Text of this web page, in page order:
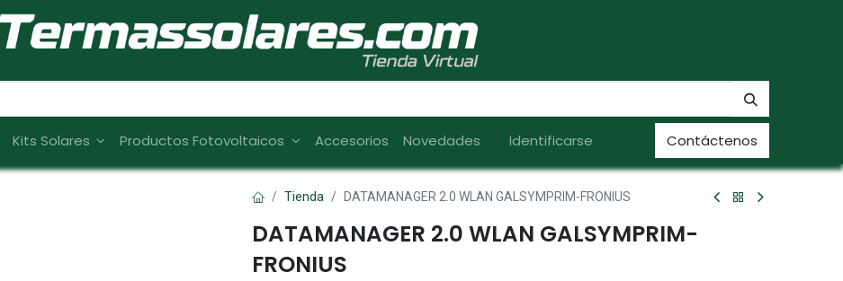
Kits Solares Productos Fotovoltaicos Accesorios Novedades Identificarse Contáctenos
Tienda DATAMANAGER 2.0 WLAN GALSYMPRIM-FRONIUS
DATAMANAGER 2.0 WLAN GALSYMPRIM-
FRONIUS